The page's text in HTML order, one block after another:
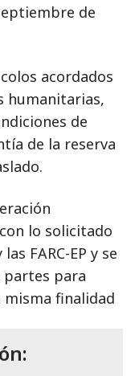
de
acordados
humanitarias,
de
de la reserva
lo solicitado
FARC-EP y se
partes para
finalidad